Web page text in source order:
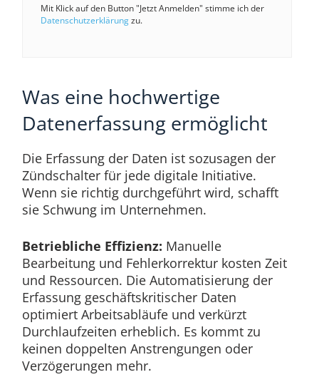
Mit Klick auf den Button "Jetzt Anmelden" stimme ich der
Datenschutzerklärungzu.
Was eine hochwertige
Datenerfassung ermöglicht
Die Erfassung der Daten ist sozusagen der
Zündschalter für jede digitale Initiative.
Wenn sie richtig durchgeführt wird, schafft
sie Schwung im Unternehmen.
Betriebliche Effizienz: Manuelle
Bearbeitung und Fehlerkorrektur kosten Zeit
und Ressourcen. Die Automatisierung der
Erfassung geschäftskritischer Daten
optimiert Arbeitsabläufe und verkürzt
Durchlaufzeiten erheblich. Es kommt zu
keinen doppelten Anstrengungen oder
Verzögerungen mehr.